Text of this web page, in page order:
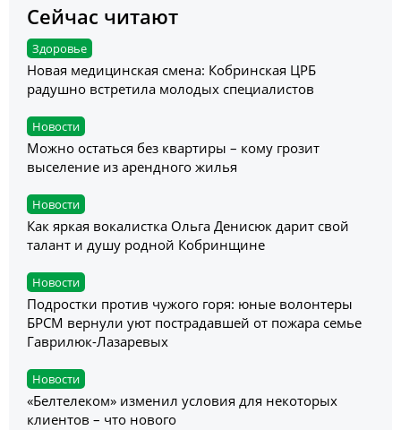
Сейчас читают
Здоровье
Новая медицинская смена: Кобринская ЦРБ
радушно встретила молодых специалистов
Новости
Можно остаться без квартиры – кому грозит
выселение из арендного жилья
Новости
Как яркая вокалистка Ольга Денисюк дарит свой
талант и душу родной Кобринщине
Новости
Подростки против чужого горя: юные волонтеры
БРСМ вернули уют пострадавшей от пожара семье
Гаврилюк-Лазаревых
Новости
«Белтелеком» изменил условия для некоторых
клиентов – что нового